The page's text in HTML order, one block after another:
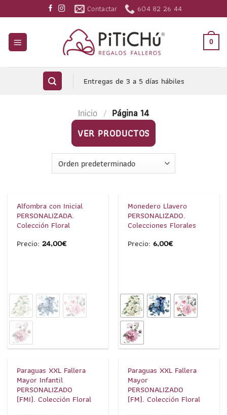
al
contenido
Contactar 604 82 26 44
0
Entregas de 3 a 5 días hábiles
Inicio / Página 14
VER PRODUCTOS
Alfombra con Inicial
PERSONALIZADA.
Colección Floral
Precio:24,00€
Monedero Llavero
PERSONALIZADO.
Colecciones Florales
Precio:6,00€
1/3
Paraguas XXL Fallera
Mayor Infantil
PERSONALIZADO
(FMI). Colección Floral
1/3
Paraguas XXL Fallera
Mayor
PERSONALIZADO
(FM). Colección Floral